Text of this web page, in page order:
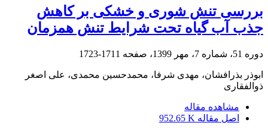
بررسی تنش شوری و خشکی بر کاهش
جذب آب گیاه تحت شرایط تنش همزمان
دوره 51، شماره 7، مهر 1399، صفحه 1711-1723
ابوذر بذرافشان، مهدی شرفا، محمدحسین محمدی، علی اصغر
ذوالفقاری
مشاهده مقاله
اصل مقاله 952.65 K